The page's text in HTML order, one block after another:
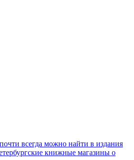
всегда можно найти в издания
книжные магазины о